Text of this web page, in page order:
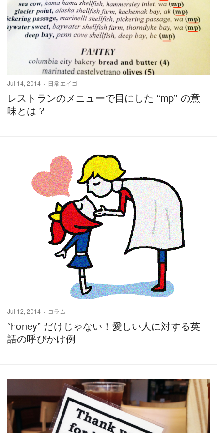
Jul 14, 2014 日常エイゴ
レストランのメニューで目にした “mp” の意
味とは？
Jul 12, 2014 コラム
“honey” だけじゃない！愛しい人に対する英
語の呼びかけ例